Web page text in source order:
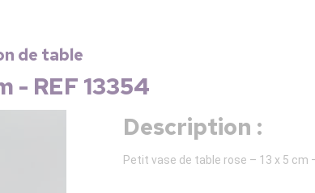
de table
- REF 13354
Description :
Petit vase de table rose – 13 x 5 cm